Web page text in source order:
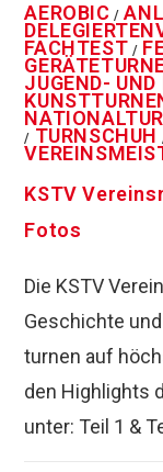
AEROBIC /
FACHTEST /
JUGEND- UND
/ TURNSCHUH
KSTV
Fotos
Die KSTV
Geschichte
turnen auf
den Highlights
unter: Teil 1 &